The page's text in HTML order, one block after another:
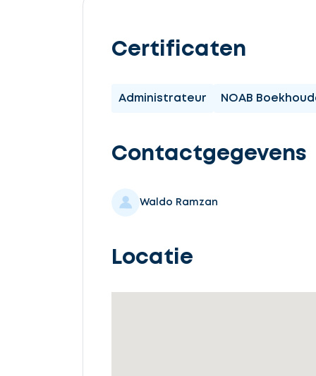
Certificaten
Administrateur NOAB
Contactgegevens
Waldo Ramzan
Locatie